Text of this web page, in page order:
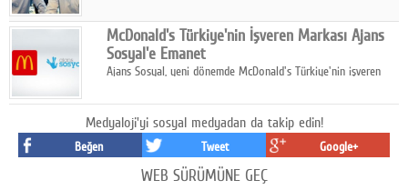
stratejisini uluslararası ölçeğe taşıyan satın alma hamlesini
tamamladı.
McDonald's Türkiye'nin İşveren Markası Ajans
Sosyal'e Emanet
Ajans Sosyal, yeni dönemde McDonald's Türkiye'nin işveren
Medyaloji'yi sosyal medyadan da takip edin!
Beğen Tweet Google+
WEB SÜRÜMÜNE GEÇ